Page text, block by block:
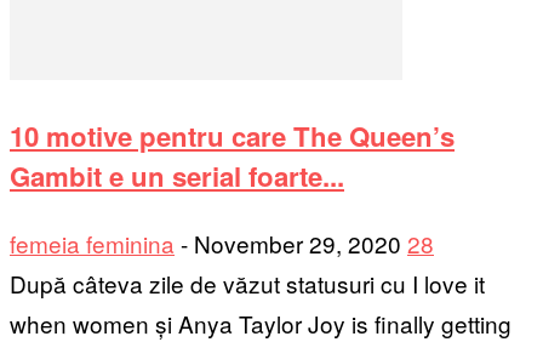
10 motive pentru care The Queen’s
Gambit e un serial foarte...
femeia feminina - November 29, 2020 28
După câteva zile de văzut statusuri cu I love it
when women și Anya Taylor Joy is finally getting